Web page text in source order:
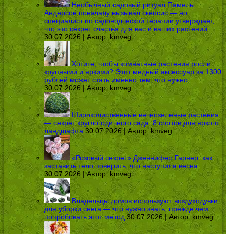
Необычный садовый ритуал Памелы
Андерсон поначалу вызывал скепсис — но
специалист по садоводческой терапии утверждает,
что это секрет счастья для вас и ваших растений
30.07.2026 | Автор: kmveg
Хотите, чтобы комнатные растения росли
крупными и яркими? Этот медный аксессуар за 1300
рублей может стать именно тем, что нужно
30.07.2026 | Автор: kmveg
Широколиственные вечнозеленые растения
— секрет круглогодичного сада: 8 сортов для яркого
ландшафта 30.07.2026 | Автор:kmveg
«Розовый секрет» Дженнифер Гарнер: как
заставить тело поверить, что наступила весна
30.07.2026 | Автор: kmveg
Владельцы домов используют воздуходувки
для уборки снега — что нужно знать, прежде чем
попробовать этот метод 30.07.2026 | Автор:kmveg